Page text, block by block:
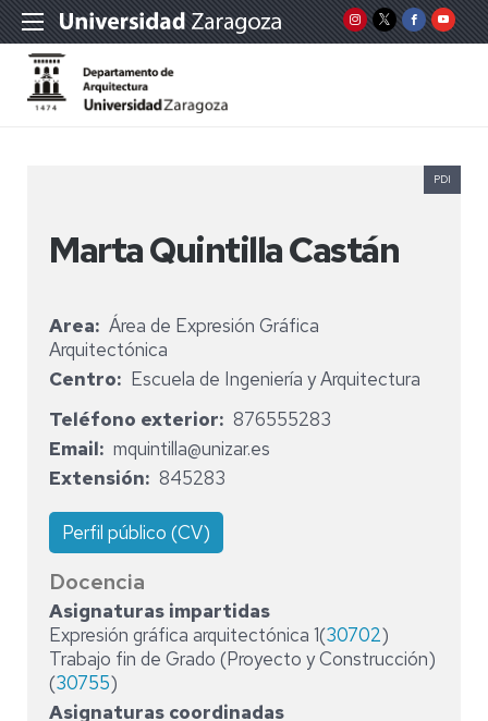
Marta Quintilla Castán
PDI
Area
Área de Expresión Gráfica
Arquitectónica
Centro
Escuela de Ingeniería y Arquitectura
Teléfono exterior
876555283
Email
mquintilla@unizar.es
Extensión
845283
Perfil público (CV)
Docencia
Asignaturas impartidas
Expresión gráfica arquitectónica 1(30702)
Trabajo fin de Grado (Proyecto y Construcción)
(30755)
Asignaturas coordinadas